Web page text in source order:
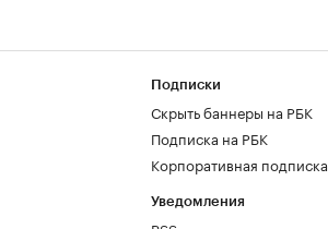
Подписки
Скрыть баннеры на РБК
Подписка на РБК
Корпоративная подписка
Уведомления